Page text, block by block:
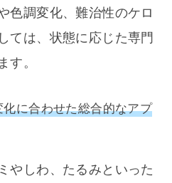
色調変化、難治性のケロ
ては、状態に応じた専門
す。
に合わせた総合的なアプ
やしわ、たるみといった